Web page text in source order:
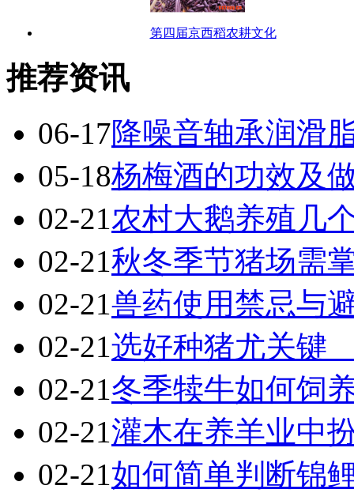
第四届京西稻农耕文化
推荐资讯
06-17降噪音轴承润滑
05-18杨梅酒的功效及
02-21农村大鹅养殖几
02-21秋冬季节猪场需
02-21兽药使用禁忌与
02-21选好种猪尤关键
02-21冬季犊牛如何饲
02-21灌木在养羊业中
02-21如何简单判断锦